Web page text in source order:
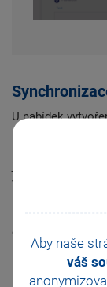
Aby naše
váš
U nabídek
nastavit, zda se
rovnou nebo
jako
v agendě
objednávky,
bylo možné